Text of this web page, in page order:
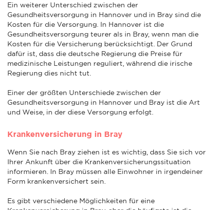
Ein weiterer Unterschied zwischen der
Gesundheitsversorgung in Hannover und in Bray sind die
Kosten für die Versorgung. In Hannover ist die
Gesundheitsversorgung teurer als in Bray, wenn man die
Kosten für die Versicherung berücksichtigt. Der Grund
dafür ist, dass die deutsche Regierung die Preise für
medizinische Leistungen reguliert, während die irische
Regierung dies nicht tut.
Einer der größten Unterschiede zwischen der
Gesundheitsversorgung in Hannover und Bray ist die Art
und Weise, in der diese Versorgung erfolgt.
Krankenversicherung in Bray
Wenn Sie nach Bray ziehen ist es wichtig, dass Sie sich vor
Ihrer Ankunft über die Krankenversicherungssituation
informieren. In Bray müssen alle Einwohner in irgendeiner
Form krankenversichert sein.
Es gibt verschiedene Möglichkeiten für eine